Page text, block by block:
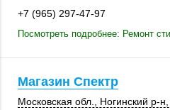
+7 (965) 297-47-97
Посмотреть подробнее: Ремонт
Магазин Спектр
Московская обл. Ногинский р-н